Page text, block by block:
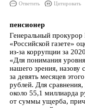
Ответить Цитировать
пенсионер
Генеральный
«Российской газете»
из-за коррупции за
«Для понимания
нашего зрения,
за девять месяцев
рублей. Для
около 55,1 миллиарда
от суммы ущерба,